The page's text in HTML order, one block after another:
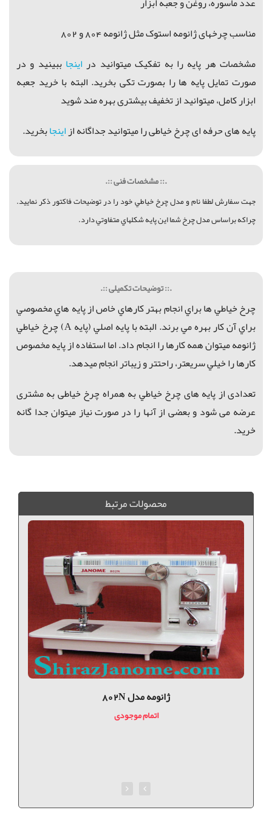
مناسب چرخهای ژانومه استوک مثل ژانومه 804 و 802
مشخصات هر پایه را به تفکیک میتوانید در اینجاببینید و در
صورت تمایل پایه ها را بصورت تکی بخرید. البته با خرید جعبه
ابزار کامل، میتوانید از تخفیف بیشتری بهره مند شوید
پایه های حرفه ای چرخ خیاطی را میتوانید جداگانه ازاینجابخرید.
.:: مشخصات فنی ::.
جهت سفارش لطفا نام و مدل چرخ خياطي خود را در توضيحات فاكتور ذكر نماييد.
چراكه براساس مدل چرخ شما اين پايه شكلهاي متفاوتي دارد.
.:: توضیحات تکمیلی ::.
چرخ خياطي ها براي انجام بهتر كارهاي خاص از پايه هاي مخصوصي
براي آن كار بهره مي برند. البته باپایه اصلي (پايه A)
چرخ خياطي
ژانومه ميتوانهمه کارها را انجام داد. اما استفاده از پايه مخصوص
كارها را خيلي سريعتر، راحتتر و زيباتر انجام ميدهد.
تعدادی ازپایه های چرخ خياطي به همراه چرخ خیاطی به مشتری
عرضه می شود و بعضی از آنها را در صورت نیاز میتوان جدا گانه
خرید.
محصولات مرتبط
ژانومه مدل 802N
اتمام موجودی